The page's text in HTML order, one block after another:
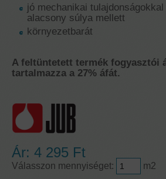
jó mechanikai
alacsony súlya mellett
környezetbarát
A feltüntetett termék fogyasztói
tartalmazza a 27% áfát.
Ár: 4 295 Ft
Válasszon mennyiséget: m2